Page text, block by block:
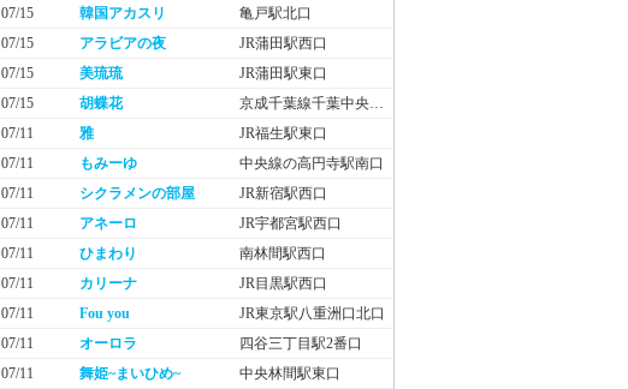
07/15
韓国アカスリ
亀戸駅北口
07/15
アラビアの夜
JR蒲田駅西口
07/15
美琉琉
JR蒲田駅東口
07/15
胡蝶花
京成千葉線千葉中央駅東口
07/11
雅
JR福生駅東口
07/11
もみーゆ
中央線の高円寺駅南口
07/11
シクラメンの部屋
JR新宿駅西口
07/11
アネーロ
JR宇都宮駅西口
07/11
ひまわり
南林間駅西口
07/11
カリーナ
JR目黒駅西口
07/11
Fou you
JR東京駅八重洲口北口
07/11
オーロラ
四谷三丁目駅2番口
07/11
舞姫~まいひめ~ 中央林間駅東口